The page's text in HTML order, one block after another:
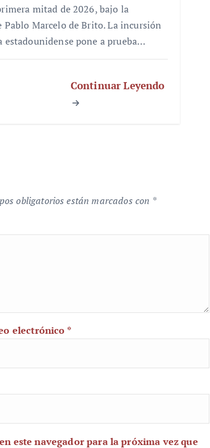
mitad de 2026, bajo la
Pablo Marcelo de Brito. La incursión
estadounidense pone a prueba…
Continuar Leyendo
obligatorios están marcados con *
electrónico *
este navegador para la próxima vez que